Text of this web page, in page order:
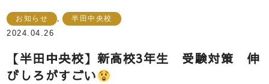
お知らせ , 半田中央校
2024.04.26
【半田中央校】新高校3年生 受験対策 伸
びしろがすごい